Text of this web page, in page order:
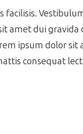
facilisis.
amet dui
ipsum dolor sit
consequat